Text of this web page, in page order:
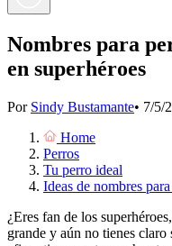
Nombres para
en superhéroes
Por Sindy Bustamante• 7/5/
Home
Perros
Tu perro ideal
Ideas de nombres
¿Eres fan de los
grande y aún no tienes claro